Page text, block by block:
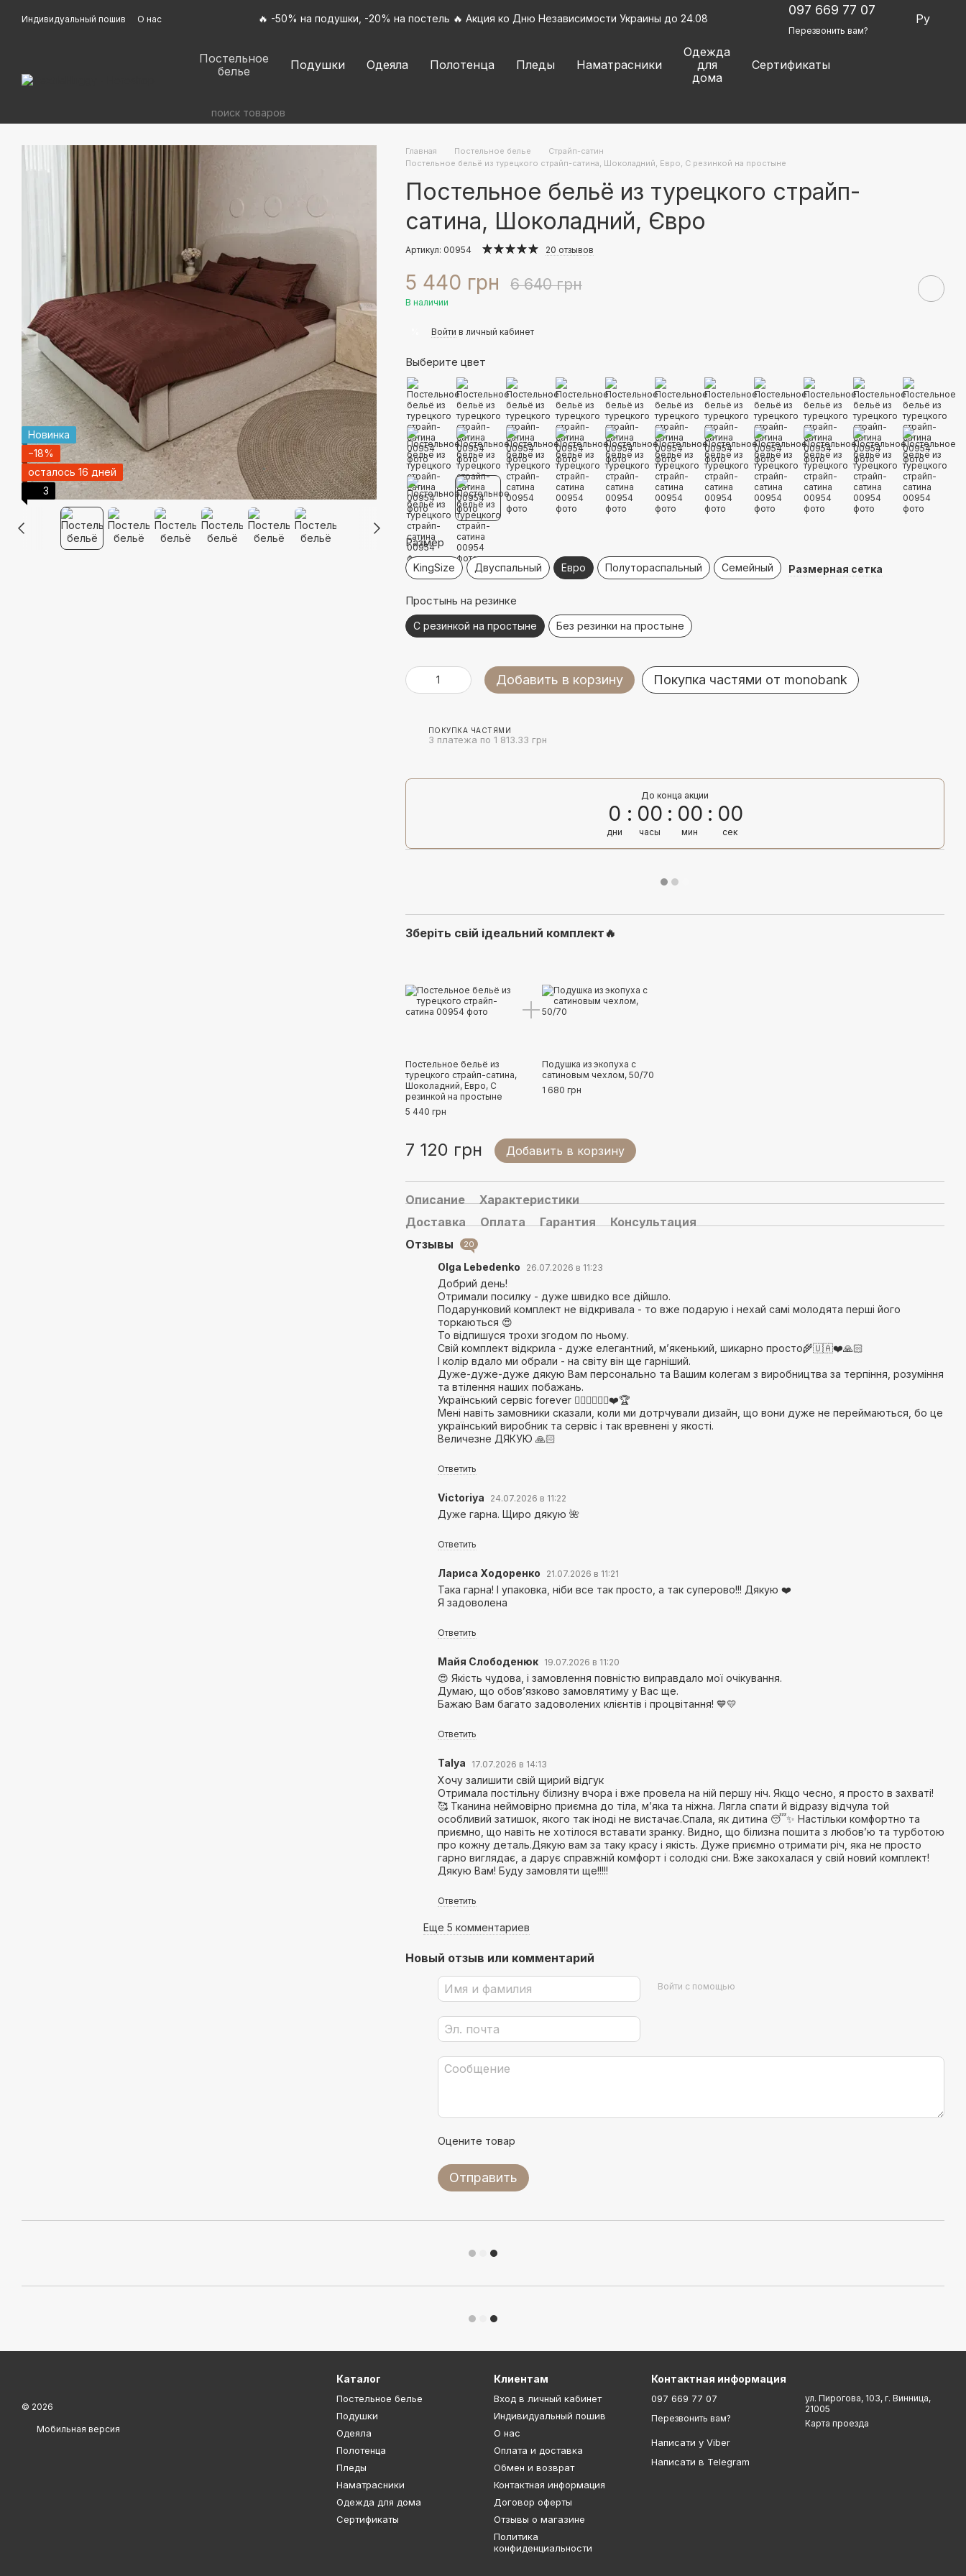
Индивидуальный пошив
О нас
🔥 -50% на подушки, -20% на постель 🔥 Акция ко Дню Независимости Украины до 24.08
097 669 77 07
Перезвонить вам?
Ру
Постельное
белье
Подушки Одеяла Полотенца Пледы Наматрасники
Одежда
для
дома
Сертификаты
Новинка
−18%
осталось 16 дней
3
Главная Постельное белье
Страйп-сатин
Постельное бельё из турецкого страйп-сатина, Шоколадний, Евро, С резинкой на простыне
Постельное бельё из турецкого страйп-
сатина, Шоколадний, Євро
Артикул: 00954 20 отзывов
5 440 грн 6 640 грн
В наличии
Войти в личный кабинет
Выберите цвет
Размер
KingSize Двуспальный Евро Полутораспальный Семейный Размерная сетка
Простынь на резинке
С резинкой на простыне Без резинки на простыне
Добавить в корзину Покупка частями от monobank
ПОКУПКА ЧАСТЯМИ
3 платежа по 1 813.33 грн
До конца акции
0
дни
00
часы
00
мин
00
сек
Зберіть свій ідеальний комплект🔥
Постельное бельё из
турецкого страйп-сатина,
Шоколадний, Евро, С
резинкой на простыне
5 440 грн
Подушка из экопуха с
сатиновым чехлом, 50/70
1 680 грн
7 120 грн Добавить в корзину
Описание
Характеристики
Доставка
Оплата Гарантия
Консультация
Отзывы
20
Olga Lebedenko 26.07.2026 в 11:23
Добрий день!
Отримали посилку - дуже швидко все дійшло.
Подарунковий комплект не відкривала - то вже подарую і нехай самі молодята перші його
торкаються 😍
То відпишуся трохи згодом по ньому.
Свій комплект відкрила - дуже елегантний, мʼякенький, шикарно просто🌾🇺🇦❤️🙏🏻
І колір вдало ми обрали - на світу він ще гарніший.
Дуже-дуже-дуже дякую Вам персонально та Вашим колегам з виробництва за терпіння, розуміння
та втілення наших побажань.
Український сервіс forever 👌🏻💪🏻🇺🇦❤️🏆
Мені навіть замовники сказали, коли ми дотрчували дизайн, що вони дуже не переймаються, бо це
український виробник та сервіс і так вревнені у якості.
Величезне ДЯКУЮ 🙏🏻
Ответить
Victoriya 24.07.2026 в 11:22
Дуже гарна. Щиро дякую 🌺
Ответить
Лариса Ходоренко 21.07.2026 в 11:21
Така гарна! І упаковка, ніби все так просто, а так суперово!!! Дякую ❤️
Я задоволена
Ответить
Майя Слободенюк 19.07.2026 в 11:20
😍 Якість чудова, і замовлення повністю виправдало мої очікування.
Думаю, що обов’язково замовлятиму у Вас ще.
Бажаю Вам багато задоволених клієнтів і процвітання! 💙💛
Ответить
Talya 17.07.2026 в 14:13
Хочу залишити свій щирий відгук
Отримала постільну білизну вчора і вже провела на ній першу ніч. Якщо чесно, я просто в захваті!
🥰 Тканина неймовірно приємна до тіла, м’яка та ніжна. Лягла спати й відразу відчула той
особливий затишок, якого так іноді не вистачає.Спала, як дитина 😴✨ Настільки комфортно та
приємно, що навіть не хотілося вставати зранку. Видно, що білизна пошита з любов’ю та турботою
про кожну деталь.Дякую вам за таку красу і якість. Дуже приємно отримати річ, яка не просто
гарно виглядає, а дарує справжній комфорт і солодкі сни. Вже закохалася у свій новий комплект!
Дякую Вам! Буду замовляти ще!!!!!
Ответить
Еще 5 комментариев
Новый отзыв или комментарий
Войти с помощью
Оцените товар
Отправить
© 2026
Мобильная версия
Каталог
Постельное белье
Подушки
Одеяла
Полотенца
Пледы
Наматрасники
Одежда для дома
Сертификаты
Клиентам
Вход в личный кабинет
Индивидуальный пошив
О нас
Оплата и доставка
Обмен и возврат
Контактная информация
Договор оферты
Отзывы о магазине
Политика
конфиденциальности
Контактная информация
097 669 77 07
Перезвонить вам?
Написати у Viber
Написати в Telegram
ул. Пирогова, 103, г. Винница,
21005
Карта проезда